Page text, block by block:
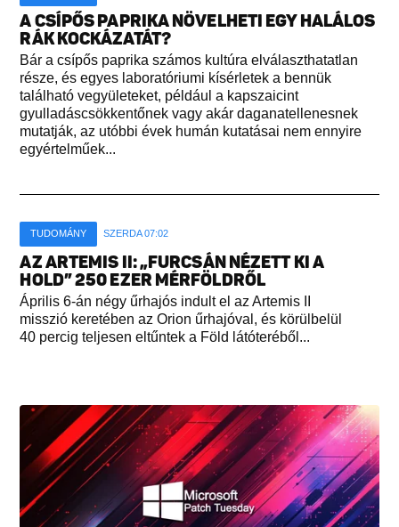
A CSÍPŐS PAPRIKA NÖVELHETI EGY HALÁLOS
RÁK KOCKÁZATÁT?
Bár a csípős paprika számos kultúra elválaszthatatlan
része, és egyes laboratóriumi kísérletek a bennük
található vegyületeket, például a kapszaicint
gyulladáscsökkentőnek vagy akár daganatellenesnek
mutatják, az utóbbi évek humán kutatásai nem ennyire
egyértelműek...
TUDOMÁNY SZERDA 07:02
AZ ARTEMIS II: „FURCSÁN NÉZETT KI A
HOLD” 250 EZER MÉRFÖLDRŐL
Április 6-án négy űrhajós indult el az Artemis II
misszió keretében az Orion űrhajóval, és körülbelül
40 percig teljesen eltűntek a Föld látóteréből...